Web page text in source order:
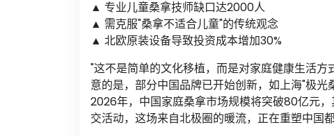
▲ 专业儿童桑拿技师缺口达2000人
▲ 需克服"桑拿不适合儿童"的传统观念
▲ 北欧原装设备导致投资成本增加30%
"这不是简单的文化移植，而是对家庭健康生活
意的是，部分中国品牌已开始创新，如上海"极
2026年，中国家庭桑拿市场规模将突破80亿元
交活动，这场来自北极圈的暖流，正在重塑中国